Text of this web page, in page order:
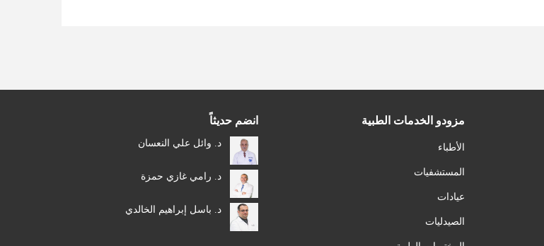
مزودو الخدمات الطبية
الأطباء
المستشفيات
عيادات
الصيدليات
انضم حديثاً
د. وائل علي النعسان
د. رامي غازي حمزة
د. باسل إبراهيم الخالدي